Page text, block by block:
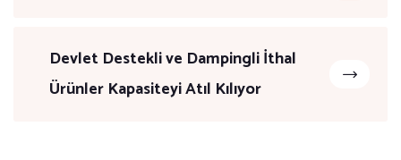
Devlet Destekli ve Dampingli İthal
Ürünler Kapasiteyi Atıl Kılıyor